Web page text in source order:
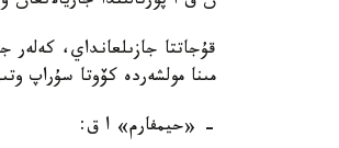
مىنا مولشەردە كۆوتا سۇراپ
- «حيمفارم» ا ق: